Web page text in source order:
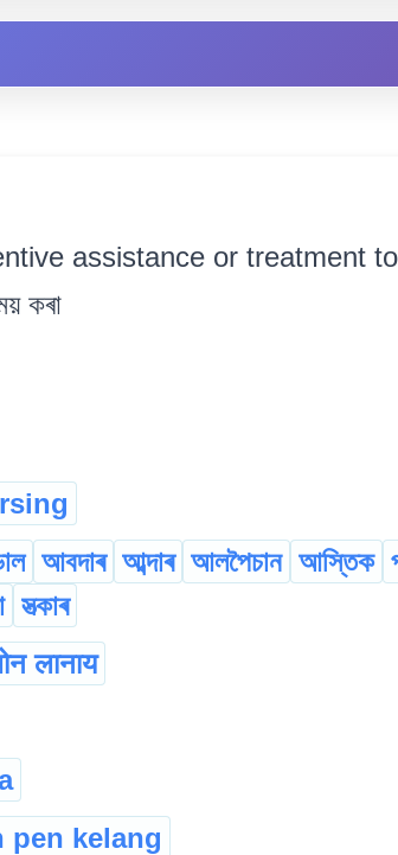
assistance or treatment to
কৰা
আবদাৰ আব্দাৰ আলপৈচান আস্তিক
সত্‍কাৰ
लानाय
pen kelang